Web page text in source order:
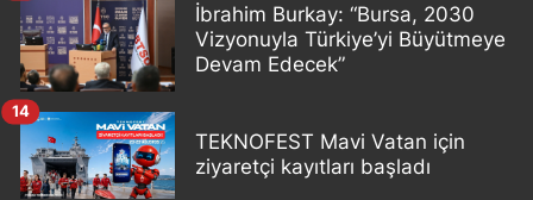
İbrahim Burkay: “Bursa, 2030
Vizyonuyla Türkiye’yi Büyütmeye
Devam Edecek”
TEKNOFEST Mavi Vatan için
ziyaretçi kayıtları başladı
14